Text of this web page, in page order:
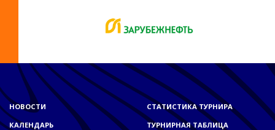
НОВОСТИ
КАЛЕНДАРЬ
СТАТИСТИКА ТУРНИРА
ТУРНИРНАЯ ТАБЛИЦА